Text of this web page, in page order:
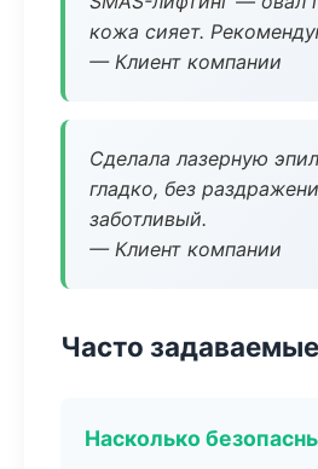
кожа сияет.
— Клиент компании
Сделала лазерную
гладко, без
заботливый.
— Клиент компании
Часто
Насколько